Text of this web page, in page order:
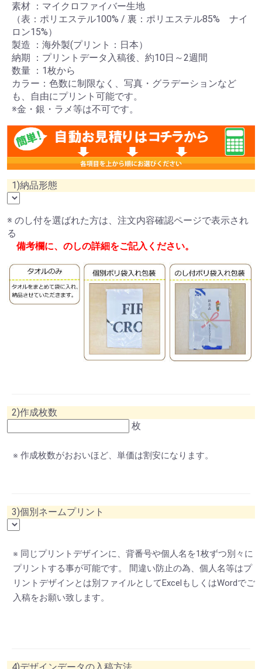
素材 ：マイクロファイバー生地
（表：ポリエステル100% / 裏：ポリエステル85% ナイ
ロン15%）
製造 ：海外製(プリント：日本）
納期 ：プリントデータ入稿後、約10日～2週間
数量 ：1枚から
カラー：色数に制限なく、写真・グラデーションなど
も、自由にプリント可能です。
※金・銀・ラメ等は不可です。
1)納品形態
※ のし付を選ばれた方は、注文内容確認ページで表示され
る
備考欄に、のしの詳細をご記入ください。
2)作成枚数
枚
※ 作成枚数がおおいほど、単価は割安になります。
3)個別ネームプリント
※ 同じプリントデザインに、背番号や個人名を1枚ずつ別々に
プリントする事が可能です。 間違い防止の為、個人名等はプ
リントデザインとは別ファイルとしてExcelもしくはWordでご
入稿をお願い致します。
4)デザインデータの入稿方法